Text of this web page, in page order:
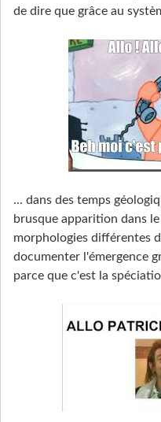
de dire que grâce au
... dans des temps
brusque apparition dans
morphologies différentes
documenter l'émergence
parce que c'est la